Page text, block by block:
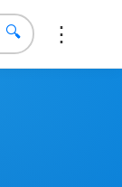
🔍